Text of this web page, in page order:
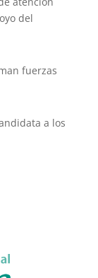
del
fuerzas
a los